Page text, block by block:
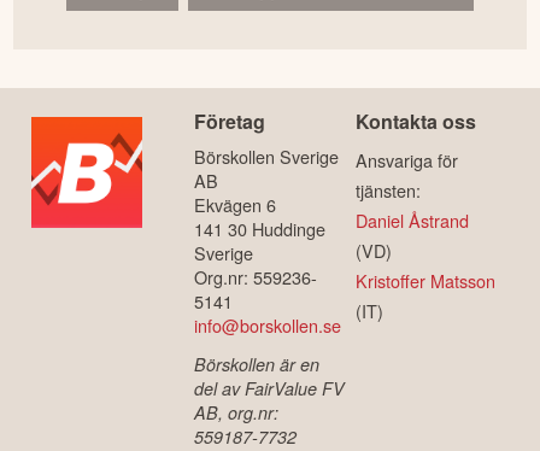
Företag
Börskollen Sverige
AB
Ekvägen 6
141 30 Huddinge
Sverige
Org.nr: 559236-
5141
info@borskollen.se
Börskollen är en
del av FairValue FV
AB, org.nr:
559187-7732
Kontakta oss
Ansvariga för
tjänsten:
Daniel Åstrand
(VD)
Kristoffer Matsson
(IT)